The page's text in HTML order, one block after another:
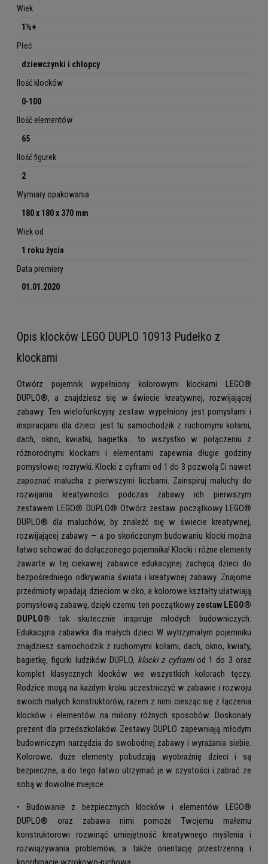
Wiek
1½+
Płeć
dziewczynki i chłopcy
Ilość klocków
0-100
Ilość elementów
65
Ilość figurek
2
Wymiary opakowania
180 x 180 x 370 mm
Wiek od
1 roku życia
Data premiery
01.01.2020
Opis klocków LEGO DUPLO 10913 Pudełko z
klockami
Otwórz pojemnik wypełniony kolorowymi klockami LEGO®
DUPLO®, a znajdziesz się w świecie kreatywnej, rozwijającej
zabawy. Ten wielofunkcyjny zestaw wypełniony jest pomysłami i
inspiracjami dla dzieci: jest tu samochodzik z ruchomymi kołami,
dach, okno, kwiatki, bagietka… to wszystko w połączeniu z
różnorodnymi klockami i elementami zapewnia długie godziny
pomysłowej rozrywki. Klocki z cyframi od 1 do 3 pozwolą Ci nawet
zapoznać malucha z pierwszymi liczbami. Zainspiruj maluchy do
rozwijania kreatywności podczas zabawy ich pierwszym
zestawem LEGO® DUPLO® Otwórz zestaw początkowy LEGO®
DUPLO® dla maluchów, by znaleźć się w świecie kreatywnej,
rozwijającej zabawy — a po skończonym budowaniu klocki można
łatwo schować do dołączonego pojemnika! Klocki i różne elementy
zawarte w tej ciekawej zabawce edukacyjnej zachęcą dzieci do
bezpośredniego odkrywania świata i kreatywnej zabawy. Znajome
przedmioty wpadają dzieciom w oko, a kolorowe kształty ułatwiają
pomysłową zabawę, dzięki czemu ten początkowy zestaw LEGO®
DUPLO® tak skutecznie inspiruje młodych budowniczych.
Edukacyjna zabawka dla małych dzieci W wytrzymałym pojemniku
znajdziesz samochodzik z ruchomymi kołami, dach, okno, kwiaty,
bagietkę, figurki ludzików DUPLO, klocki z cyframiod 1 do 3 oraz
komplet klasycznych klocków we wszystkich kolorach tęczy.
Rodzice mogą na każdym kroku uczestniczyć w zabawie i rozwoju
swoich małych konstruktorów, razem z nimi ciesząc się z łączenia
klocków i elementów na miliony różnych sposobów. Doskonały
prezent dla przedszkolaków Zestawy DUPLO zapewniają młodym
budowniczym narzędzia do swobodnej zabawy i wyrażania siebie.
Kolorowe, duże elementy pobudzają wyobraźnię dzieci i są
bezpieczne, a do tego łatwo utrzymać je w czystości i zabrać ze
sobą w dowolne miejsce.
• Budowanie z bezpiecznych klocków i elementów LEGO®
DUPLO® oraz zabawa nimi pomoże Twojemu małemu
konstruktorowi rozwinąć umiejętność kreatywnego myślenia i
rozwiązywania problemów, a także orientację przestrzenną i